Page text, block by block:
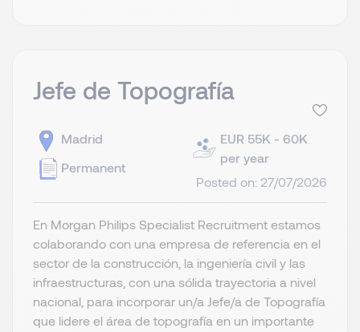
Jefe de Topografía
Madrid
Permanent
EUR 55K - 60K
per year
Posted on: 27/07/2026
En Morgan Philips Specialist Recruitment estamos
colaborando con una empresa de referencia en el
sector de la construcción, la ingeniería civil y las
infraestructuras, con una sólida trayectoria a nivel
nacional, para incorporar un/a Jefe/a de Topografía
que lidere el área de topografía en un importante